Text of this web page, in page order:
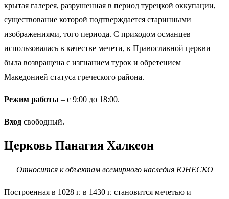
крытая галерея, разрушенная в период турецкой оккупации,
существование которой подтверждается старинными
изображениями, того периода. С приходом османцев
использовалась в качестве мечети, к Православной церкви
была возвращена с изгнанием турок и обретением
Македонией статуса греческого района.
Режим работы – с 9:00 до 18:00.
Вход свободный.
Церковь Панагия Халкеон
Относится к объектам всемирного наследия ЮНЕСКО
Построенная в 1028 г. в 1430 г. становится мечетью и